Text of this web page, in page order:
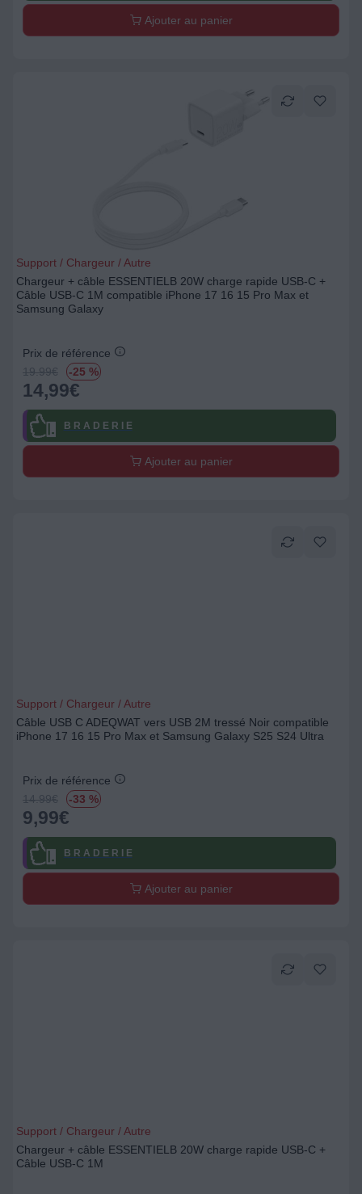
Ajouter au panier
Support / Chargeur / Autre
Chargeur + câble ESSENTIELB 20W charge rapide USB-C +
Câble USB-C 1M compatible iPhone 17 16 15 Pro Max et
Samsung Galaxy
Prix de référence
19.99€ -25 %
14,99€
B R A D E R I E
Ajouter au panier
Support / Chargeur / Autre
Câble USB C ADEQWAT vers USB 2M tressé Noir compatible
iPhone 17 16 15 Pro Max et Samsung Galaxy S25 S24 Ultra
Prix de référence
14.99€ -33 %
9,99€
B R A D E R I E
Ajouter au panier
Support / Chargeur / Autre
Chargeur + câble ESSENTIELB 20W charge rapide USB-C +
Câble USB-C 1M